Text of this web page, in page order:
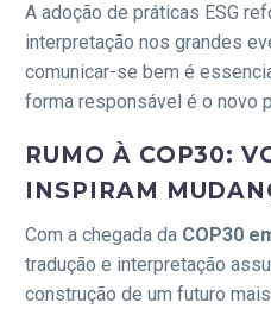
A adoção de práticas ESG
interpretação nos grandes
comunicar-se bem é
forma responsável é o novo
RUMO À COP30:
INSPIRAM
Com a chegada da COP30
tradução e interpretação
construção de um futuro